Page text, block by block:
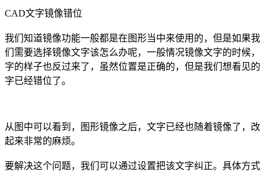
CAD文字镜像错位
我们知道镜像功能一般都是在图形当中来使用的，但是如果我
们需要选择镜像文字该怎么办呢，一般情况镜像文字的时候，
字的样子也反过来了，虽然位置是正确的，但是我们想看见的
字已经错位了。
从图中可以看到，图形镜像之后，文字已经也随着镜像了，改
起来非常的麻烦。
要解决这个问题，我们可以通过设置把该文字纠正。具体方式